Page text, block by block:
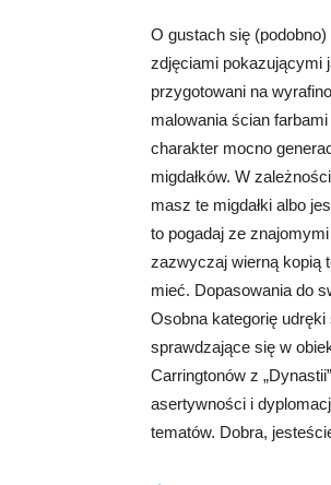
O gustach się
zdjęciami pokazującymi
przygotowani na
malowania ścian
charakter mocno
migdałków. W
masz te migdałki albo
to pogadaj ze znajomymi
zazwyczaj wierną kopią
mieć. Dopasowania do
Osobna kategorię
sprawdzające się w
Carringtonów z
asertywności i
tematów. Dobra,